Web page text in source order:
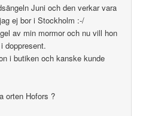
Juni och den verkar vara
ej bor i Stockholm :-/
av min mormor och nu vill hon
doppresent.
i butiken och kanske kunde
orten Hofors ?